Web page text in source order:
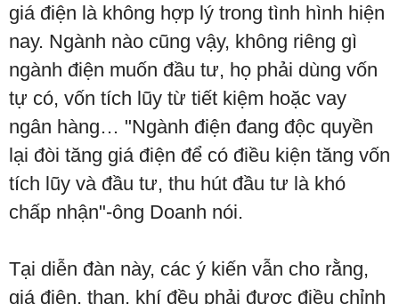
giá điện là không hợp lý trong tình hình hiện
nay. Ngành nào cũng vậy, không riêng gì
ngành điện muốn đầu tư, họ phải dùng vốn
tự có, vốn tích lũy từ tiết kiệm hoặc vay
ngân hàng… "Ngành điện đang độc quyền
lại đòi tăng giá điện để có điều kiện tăng vốn
tích lũy và đầu tư, thu hút đầu tư là khó
chấp nhận"-ông Doanh nói.
Tại diễn đàn này, các ý kiến vẫn cho rằng,
giá điện, than, khí đều phải được điều chỉnh